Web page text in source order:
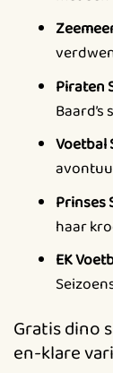
Piraten
Baard’s
Voetbal
Prinses
haar
EK
Gratis dino
en-klare